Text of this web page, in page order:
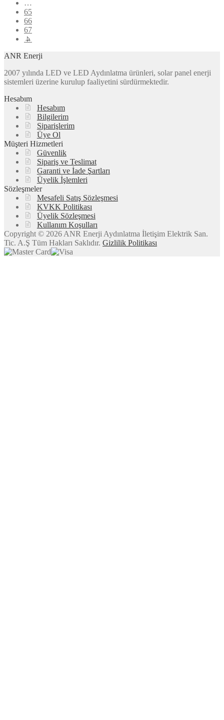
…
65
66
67
→
ANR Enerji
2007 yılında LED ve LED Aydınlatma ürünleri, solar panel enerji
sistemleri üzerine kurulup faaliyetini sürdürmektedir.
Hesabım
Hesabım
Bilgilerim
Siparişlerim
Üye Ol
Müşteri Hizmetleri
Güvenlik
Sipariş ve Teslimat
Garanti ve İade Şartları
Üyelik İşlemleri
Sözleşmeler
Mesafeli Satış Sözleşmesi
KVKK Politikası
Üyelik Sözleşmesi
Kullanım Koşulları
Copyright © 2026 ANR Enerji Aydınlatma İletişim Elektrik San.
Tic. A.Ş Tüm Hakları Saklıdır. Gizlilik Politikası